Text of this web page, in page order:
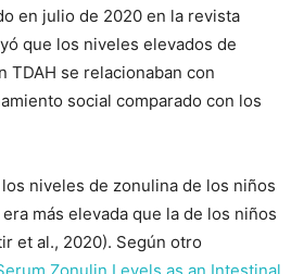
en julio de 2020 en la revista
que los niveles elevados de
TDAH se relacionaban con
social comparado con los
niveles de zonulina de los niños
más elevada que la de los niños
et al., 2020). Según otro